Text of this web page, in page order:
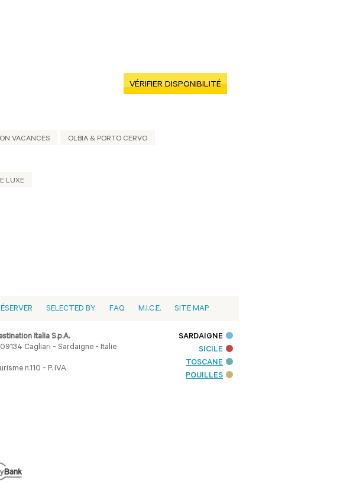
VÉRIFIER DISPONIBILITÉ
VACANCES OLBIA & PORTO CERVO
LUXE
SELECTED BY FAQ M.I.C.E. SITE MAP
Italia S.p.A.
Cagliari - Sardaigne - Italie
n.110 - P. IVA
SARDAIGNE
SICILE
TOSCANE
POUILLES